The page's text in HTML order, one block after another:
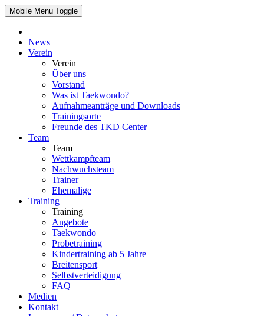
Mobile Menu Toggle
News
Verein
Verein
Über uns
Vorstand
Was ist Taekwondo?
Aufnahmeanträge und Downloads
Trainingsorte
Freunde des TKD Center
Team
Team
Wettkampfteam
Nachwuchsteam
Trainer
Ehemalige
Training
Training
Angebote
Taekwondo
Probetraining
Kindertraining ab 5 Jahre
Breitensport
Selbstverteidigung
FAQ
Medien
Kontakt